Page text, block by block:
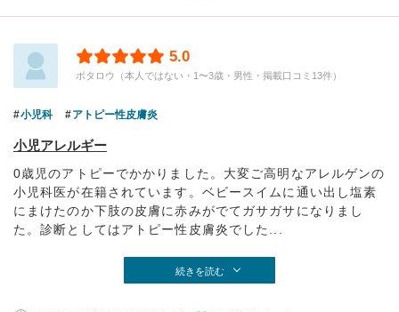
5.0
ボタロウ（本人ではない・1〜3歳・男性・掲載口コミ13件）
小児科 アトピー性皮膚炎
小児アレルギー
0歳児のアトピーでかかりました。大変ご高明なアレルゲンの
小児科医が在籍されています。ベビースイムに通い出し塩素
にまけたのか下肢の皮膚に赤みがでてガサガサになりまし
た。診断としてはアトピー性皮膚炎でした...
続きを読む